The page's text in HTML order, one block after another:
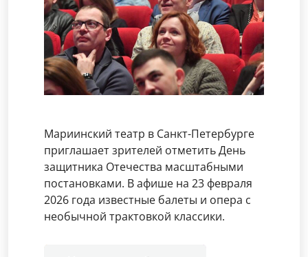
Мариинский театр в Санкт-Петербурге
приглашает зрителей отметить День
защитника Отечества масштабными
постановками. В афише на 23 февраля
2026 года известные балеты и опера с
необычной трактовкой классики.